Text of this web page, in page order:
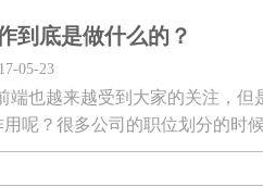
到底是做什么的？
05-23
也越来越受到大家的关注，但
呢？很多公司的职位划分的时
，很多公司的安排会把前端...